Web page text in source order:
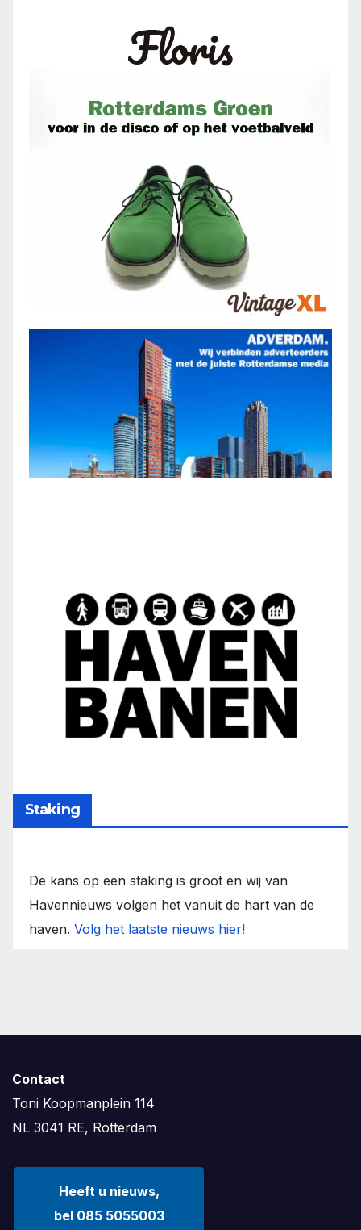
Staking
De kans op een staking is groot en wij van
Havennieuws volgen het vanuit de hart van de
haven. Volg het laatste nieuws hier!
Contact
Toni Koopmanplein 114
NL 3041 RE, Rotterdam
Heeft u nieuws,
bel 085 5055003